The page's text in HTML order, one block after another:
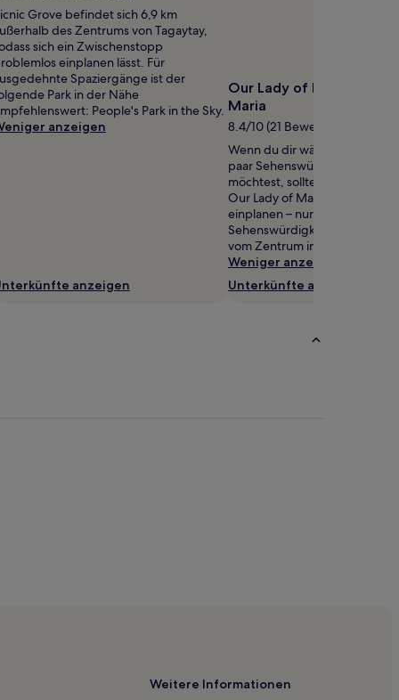
Grove befindet sich 6,9 km
des Zentrums von Tagaytay,
sich ein Zwischenstopp
einplanen lässt. Für
Spaziergänge ist der
Park in der Nähe
People's Park in the Sky.
anzeigen
anzeigen
Our Lady of Manaoag at
Maria
8.4/10 (21 Bewertungen)
Wenn du dir während deiner
paar Sehenswürdigkeiten
möchtest, solltest du einen
Our Lady of Manaoag at
einplanen – nur eine von vielen
Sehenswürdigkeiten vor Ort,
vom Zentrum in Tagaytay
Weniger anzeigen
Unterkünfte anzeigen
Weitere Informationen